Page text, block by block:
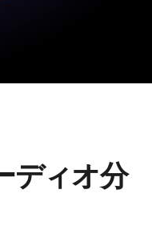
ディオ分